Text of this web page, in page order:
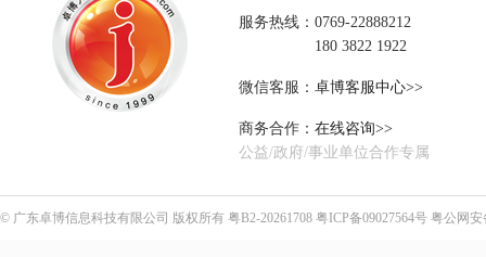
服务热线：0769-22888212
180 3822 1922
微信客服： 卓博客服中心>>
商务合作： 在线咨询>>
公益/政府/事业单位合作专属
© 广东卓博信息科技有限公司 版权所有 粤B2-20261708 粤ICP备09027564号 粤公网安